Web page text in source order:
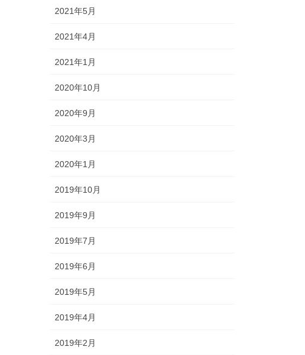
2021年5月
2021年4月
2021年1月
2020年10月
2020年9月
2020年3月
2020年1月
2019年10月
2019年9月
2019年7月
2019年6月
2019年5月
2019年4月
2019年2月